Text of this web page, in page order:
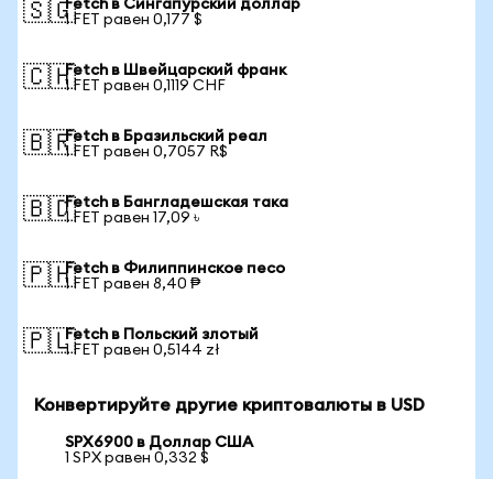
🇸🇬Fetch в Сингапурский доллар
1 FET равен 0,177 $
🇨🇭Fetch в Швейцарский франк
1 FET равен 0,1119 CHF
🇧🇷Fetch в Бразильский реал
1 FET равен 0,7057 R$
🇧🇩Fetch в Бангладешская така
1 FET равен 17,09 ৳
🇵🇭Fetch в Филиппинское песо
1 FET равен 8,40 ₱
🇵🇱Fetch в Польский злотый
1 FET равен 0,5144 zł
Конвертируйте другие криптовалюты в USD
SPX6900 в Доллар США
1 SPX равен 0,332 $